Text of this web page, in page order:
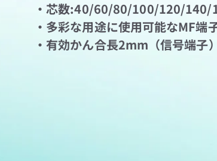
・芯数:40/60/80/100/120/140/
・多彩な用途に使用可能なMF端
・有効かん合長2mm（信号端子）